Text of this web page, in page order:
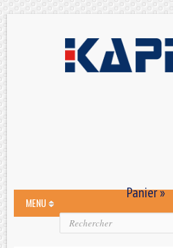
Panier »
MENU